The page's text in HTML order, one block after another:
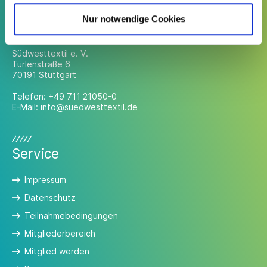
Nur notwendige Cookies
Südwesttextil e. V.
Türlenstraße 6
70191 Stuttgart
Telefon: +49 711 21050-0
E-Mail: info@suedwesttextil.de
Service
Impressum
Datenschutz
Teilnahmebedingungen
Mitgliederbereich
Mitglied werden